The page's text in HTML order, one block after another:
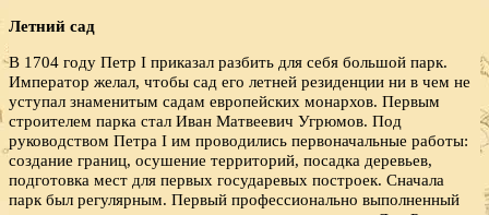
Летний сад
В 1704 году Петр I приказал разбить для себя большой парк.
Император желал, чтобы сад его летней резиденции ни в чем не
уступал знаменитым садам европейских монархов. Первым
строителем парка стал Иван Матвеевич Угрюмов. Под
руководством Петра I им проводились первоначальные работы:
создание границ, осушение территорий, посадка деревьев,
подготовка мест для первых государевых построек. Сначала
парк был регулярным. Первый профессионально выполненный